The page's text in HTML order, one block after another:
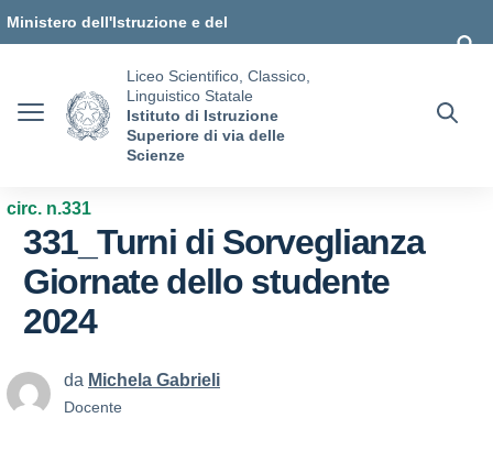
Ministero dell'Istruzione e del
Liceo Scientifico, Classico,
Linguistico Statale
Istituto di Istruzione
Superiore di via delle
Scienze
circ. n.331
331_Turni di Sorveglianza
Giornate dello studente
2024
da Michela Gabrieli
Docente